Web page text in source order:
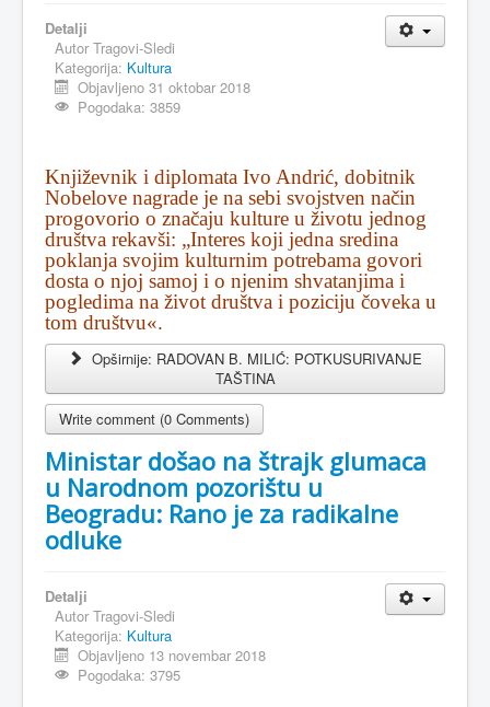
Detalji
Autor Tragovi-Sledi
Kategorija: Kultura
Objavljeno 31 oktobar 2018
Pogodaka: 3859
Književnik i diplomata Ivo Andrić, dobitnik
Nobelove nagrade je na sebi svojstven način
progovorio o značaju kulture u životu jednog
društva rekavši: „Interes koji jedna sredina
poklanja svojim kulturnim potrebama govori
dosta o njoj samoj i o njenim shvatanjima i
pogledima na život društva i poziciju čoveka u
tom društvu«.
Opširnije: RADOVAN B. MILIĆ: POTKUSURIVANJE
TAŠTINA
Write comment (0 Comments)
Ministar došao na štrajk glumaca
u Narodnom pozorištu u
Beogradu: Rano je za radikalne
odluke
Detalji
Autor Tragovi-Sledi
Kategorija: Kultura
Objavljeno 13 novembar 2018
Pogodaka: 3795